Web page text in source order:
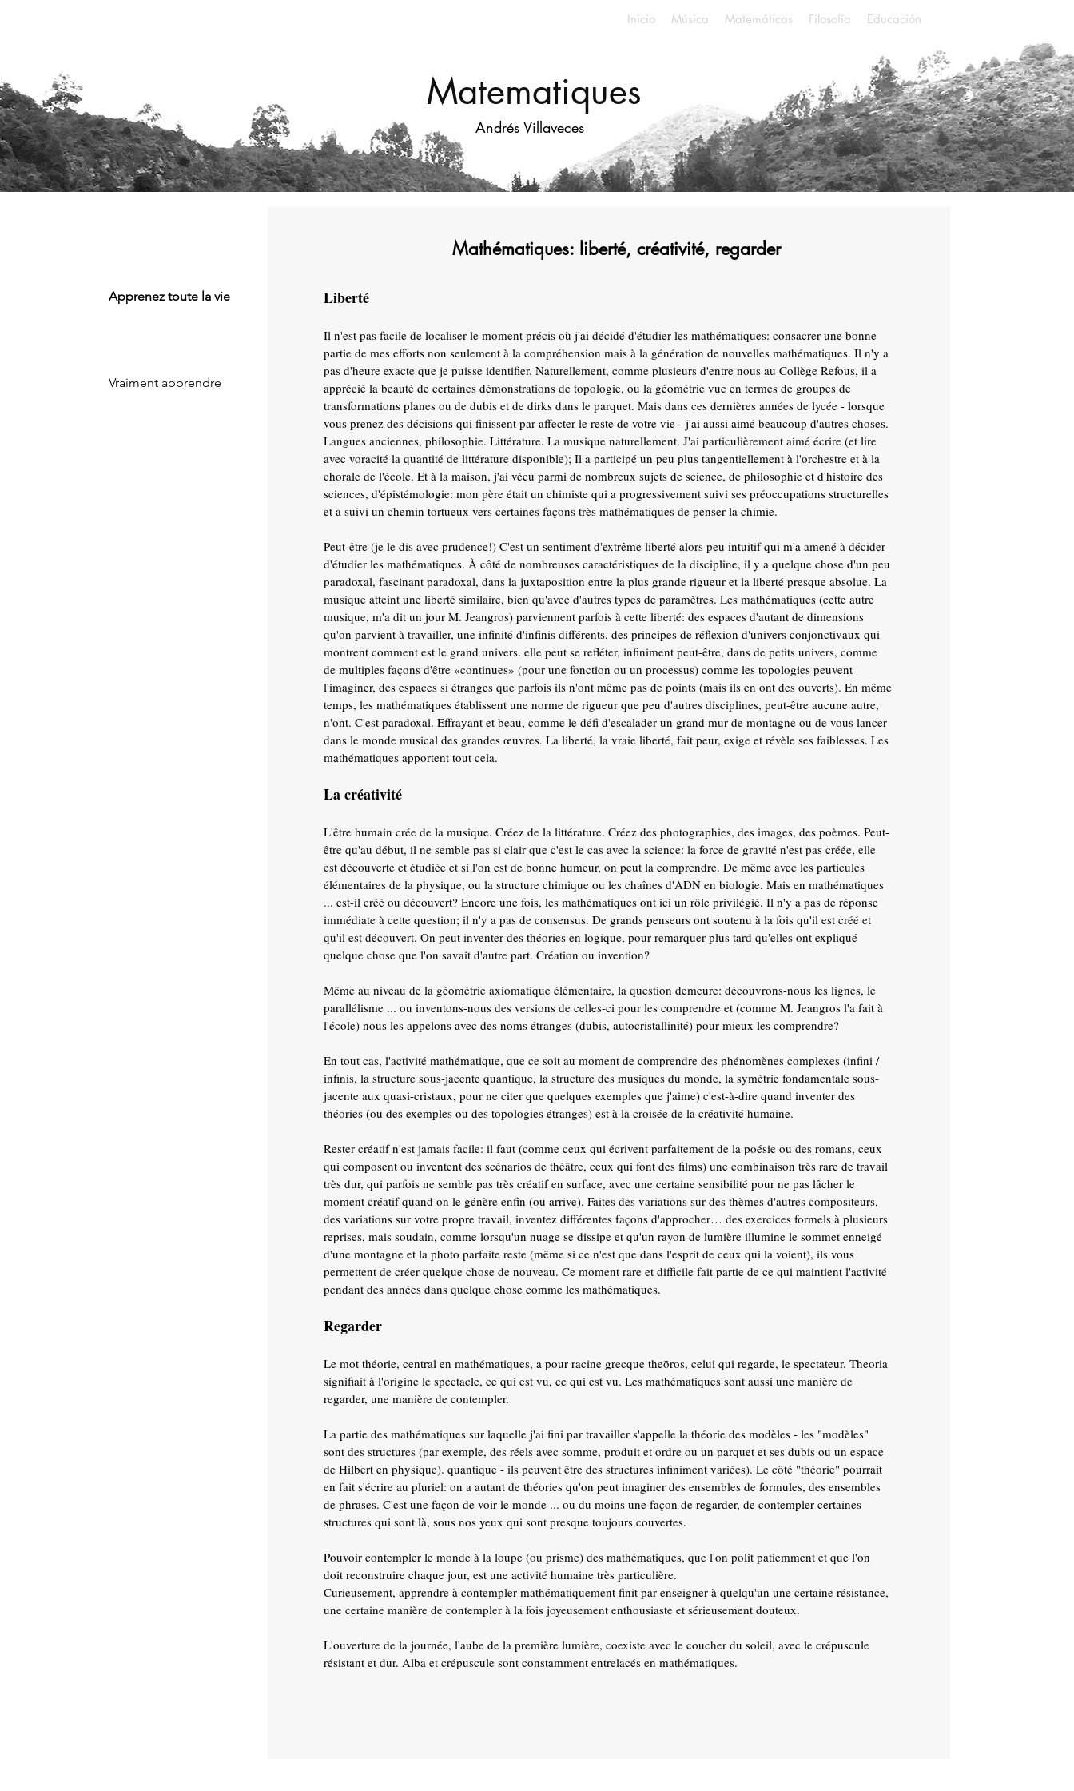
Inicio Música Matemáticas Filosofía Educación
Matematiques
Andrés Villaveces
Apprenez toute la vie
Vraiment apprendre
Mathématiques: liberté, créativité, regarder
Liberté
Il n'est pas facile de localiser le moment précis où j'ai décidé d'étudier les mathématiques: consacrer une bonne
partie de mes efforts non seulement à la compréhension mais à la génération de nouvelles mathématiques. Il n'y a
pas d'heure exacte que je puisse identifier. Naturellement, comme plusieurs d'entre nous au Collège Refous, il a
apprécié la beauté de certaines démonstrations de topologie, ou la géométrie vue en termes de groupes de
transformations planes ou de dubis et de dirks dans le parquet. Mais dans ces dernières années de lycée - lorsque
vous prenez des décisions qui finissent par affecter le reste de votre vie - j'ai aussi aimé beaucoup d'autres choses.
Langues anciennes, philosophie. Littérature. La musique naturellement. J'ai particulièrement aimé écrire (et lire
avec voracité la quantité de littérature disponible); Il a participé un peu plus tangentiellement à l'orchestre et à la
chorale de l'école. Et à la maison, j'ai vécu parmi de nombreux sujets de science, de philosophie et d'histoire des
sciences, d'épistémologie: mon père était un chimiste qui a progressivement suivi ses préoccupations structurelles
et a suivi un chemin tortueux vers certaines façons très mathématiques de penser la chimie.
Peut-être (je le dis avec prudence!) C'est un sentiment d'extrême liberté alors peu intuitif qui m'a amené à décider
d'étudier les mathématiques. À côté de nombreuses caractéristiques de la discipline, il y a quelque chose d'un peu
paradoxal, fascinant paradoxal, dans la juxtaposition entre la plus grande rigueur et la liberté presque absolue. La
musique atteint une liberté similaire, bien qu'avec d'autres types de paramètres. Les mathématiques (cette autre
musique, m'a dit un jour M. Jeangros) parviennent parfois à cette liberté: des espaces d'autant de dimensions
qu'on parvient à travailler, une infinité d'infinis différents, des principes de réflexion d'univers conjonctivaux qui
montrent comment est le grand univers. elle peut se refléter, infiniment peut-être, dans de petits univers, comme
de multiples façons d'être «continues» (pour une fonction ou un processus) comme les topologies peuvent
l'imaginer, des espaces si étranges que parfois ils n'ont même pas de points (mais ils en ont des ouverts). En même
temps, les mathématiques établissent une norme de rigueur que peu d'autres disciplines, peut-être aucune autre,
n'ont. C'est paradoxal. Effrayant et beau, comme le défi d'escalader un grand mur de montagne ou de vous lancer
dans le monde musical des grandes œuvres. La liberté, la vraie liberté, fait peur, exige et révèle ses faiblesses. Les
mathématiques apportent tout cela.
La créativité
L'être humain crée de la musique. Créez de la littérature. Créez des photographies, des images, des poèmes. Peut-
être qu'au début, il ne semble pas si clair que c'est le cas avec la science: la force de gravité n'est pas créée, elle
est découverte et étudiée et si l'on est de bonne humeur, on peut la comprendre. De même avec les particules
élémentaires de la physique, ou la structure chimique ou les chaînes d'ADN en biologie. Mais en mathématiques
... est-il créé ou découvert? Encore une fois, les mathématiques ont ici un rôle privilégié. Il n'y a pas de réponse
immédiate à cette question; il n'y a pas de consensus. De grands penseurs ont soutenu à la fois qu'il est créé et
qu'il est découvert. On peut inventer des théories en logique, pour remarquer plus tard qu'elles ont expliqué
quelque chose que l'on savait d'autre part. Création ou invention?
Même au niveau de la géométrie axiomatique élémentaire, la question demeure: découvrons-nous les lignes, le
parallélisme ... ou inventons-nous des versions de celles-ci pour les comprendre et (comme M. Jeangros l'a fait à
l'école) nous les appelons avec des noms étranges (dubis, autocristallinité) pour mieux les comprendre?
En tout cas, l'activité mathématique, que ce soit au moment de comprendre des phénomènes complexes (infini /
infinis, la structure sous-jacente quantique, la structure des musiques du monde, la symétrie fondamentale sous-
jacente aux quasi-cristaux, pour ne citer que quelques exemples que j'aime) c'est-à-dire quand inventer des
théories (ou des exemples ou des topologies étranges) est à la croisée de la créativité humaine.
Rester créatif n'est jamais facile: il faut (comme ceux qui écrivent parfaitement de la poésie ou des romans, ceux
qui composent ou inventent des scénarios de théâtre, ceux qui font des films) une combinaison très rare de travail
très dur, qui parfois ne semble pas très créatif en surface, avec une certaine sensibilité pour ne pas lâcher le
moment créatif quand on le génère enfin (ou arrive). Faites des variations sur des thèmes d'autres compositeurs,
des variations sur votre propre travail, inventez différentes façons d'approcher… des exercices formels à plusieurs
reprises, mais soudain, comme lorsqu'un nuage se dissipe et qu'un rayon de lumière illumine le sommet enneigé
d'une montagne et la photo parfaite reste (même si ce n'est que dans l'esprit de ceux qui la voient), ils vous
permettent de créer quelque chose de nouveau. Ce moment rare et difficile fait partie de ce qui maintient l'activité
pendant des années dans quelque chose comme les mathématiques.
Regarder
Le mot théorie, central en mathématiques, a pour racine grecque theōros, celui qui regarde, le spectateur. Theoria
signifiait à l'origine le spectacle, ce qui est vu, ce qui est vu. Les mathématiques sont aussi une manière de
regarder, une manière de contempler.
La partie des mathématiques sur laquelle j'ai fini par travailler s'appelle la théorie des modèles - les "modèles"
sont des structures (par exemple, des réels avec somme, produit et ordre ou un parquet et ses dubis ou un espace
de Hilbert en physique). quantique - ils peuvent être des structures infiniment variées). Le côté "théorie" pourrait
en fait s'écrire au pluriel: on a autant de théories qu'on peut imaginer des ensembles de formules, des ensembles
de phrases. C'est une façon de voir le monde ... ou du moins une façon de regarder, de contempler certaines
structures qui sont là, sous nos yeux qui sont presque toujours couvertes.
Pouvoir contempler le monde à la loupe (ou prisme) des mathématiques, que l'on polit patiemment et que l'on
doit reconstruire chaque jour, est une activité humaine très particulière.
Curieusement, apprendre à contempler mathématiquement finit par enseigner à quelqu'un une certaine résistance,
une certaine manière de contempler à la fois joyeusement enthousiaste et sérieusement douteux.
L'ouverture de la journée, l'aube de la première lumière, coexiste avec le coucher du soleil, avec le crépuscule
résistant et dur. Alba et crépuscule sont constamment entrelacés en mathématiques.